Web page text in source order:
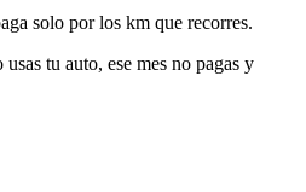
solo por los km que recorres.
tu auto, ese mes no pagas y